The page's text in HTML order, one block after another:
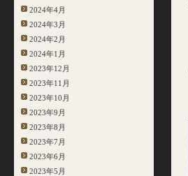
2024年4月
2024年3月
2024年2月
2024年1月
2023年12月
2023年11月
2023年10月
2023年9月
2023年8月
2023年7月
2023年6月
2023年5月